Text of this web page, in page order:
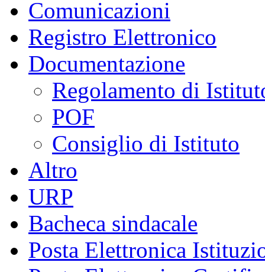
Comunicazioni
Registro Elettronico
Documentazione
Regolamento di
POF
Consiglio di Istituto
Altro
URP
Bacheca sindacale
Posta Elettronica